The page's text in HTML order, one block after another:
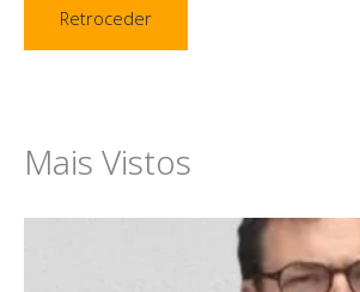
Retroceder
Mais Vistos